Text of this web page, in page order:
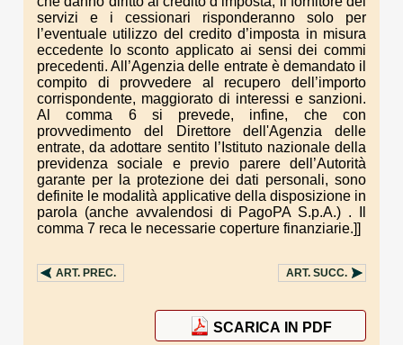
servizi e i cessionari risponderanno solo per
l’eventuale utilizzo del credito d’imposta in misura
eccedente lo sconto applicato ai sensi dei commi
precedenti. All’Agenzia delle entrate è demandato il
compito di provvedere al recupero dell’importo
corrispondente, maggiorato di interessi e sanzioni.
Al comma 6 si prevede, infine, che con
provvedimento del Direttore dell'Agenzia delle
entrate, da adottare sentito l’Istituto nazionale della
previdenza sociale e previo parere dell’Autorità
garante per la protezione dei dati personali, sono
definite le modalità applicative della disposizione in
parola (anche avvalendosi di PagoPA S.p.A.) . Il
comma 7 reca le necessarie coperture finanziarie.]]
ART. PREC. ART. SUCC.
SCARICA IN PDF